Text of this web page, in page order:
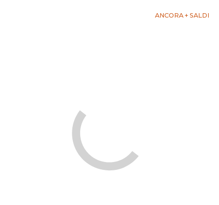
ANCORA + SALDI